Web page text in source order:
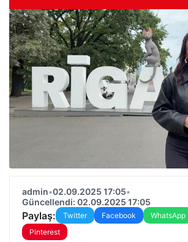
admin•02.09.2025 17:05•
Güncellendi: 02.09.2025 17:05
Paylaş: Twitter Facebook WhatsApp
Pinterest